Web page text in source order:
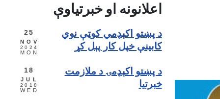
اعلانونه او خبرتياوې
25
NOV
2024
MON
د پښتو اکېډمي کوټې نوي
کابينې خپل کار پېل کړ
18
JUL
2018
WED
د پښتو اکېډمۍ د ملازمت
خبرتيا